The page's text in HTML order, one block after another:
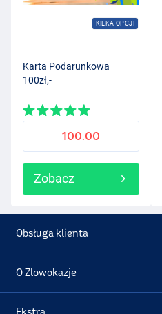
KILKA OPCJI
Karta Podarunkowa
100zł,-
100.00
Zobacz
Obsługa klienta
O Zlowokazje
Ekstra